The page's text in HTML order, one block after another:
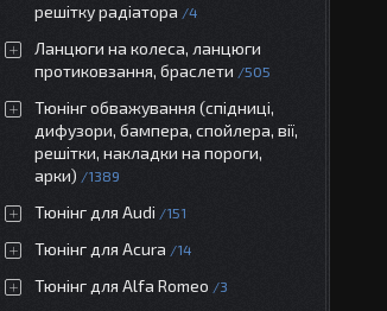
решітку радіатора
4
Ланцюги на колеса, ланцюги
протиковзання, браслети
505
Тюнінг обважування (спідниці,
дифузори, бампера, спойлера, вії,
решітки, накладки на пороги,
арки)
1389
Тюнінг для Audi 151
Тюнінг для Acura 14
Тюнінг для Alfa Romeo 3